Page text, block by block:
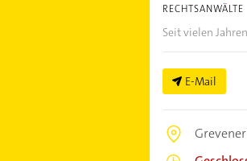
RECHTSANWÄLTE
Seit vielen
E-Mail